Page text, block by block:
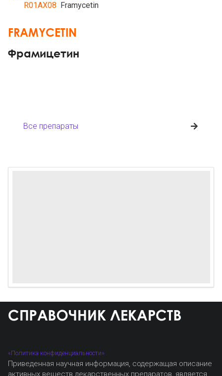
R01AX08
Framycetin
FRAMYCETIN
Фрамицетин
Все препараты
«Политика конфиденциальности»
Приведенная научная информация, содержащая описание
активных веществ лекарственных препаратов, является